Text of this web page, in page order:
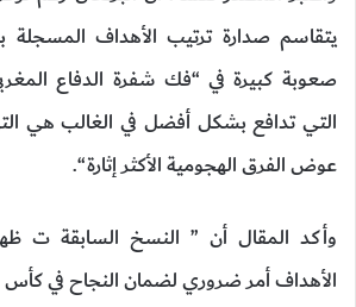
صعوبة كبيرة في “فك شفرة الدفاع
التي تدافع بشكل أفضل في الغالب هي
عوض الفرق الهجومية الأكثر إثارة “.
وأكد المقال أن ” النسخ السابقة ت
الأهداف أمر ضروري لضمان النجاح في كأس